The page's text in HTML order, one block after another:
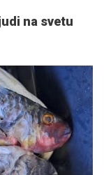
na svetu